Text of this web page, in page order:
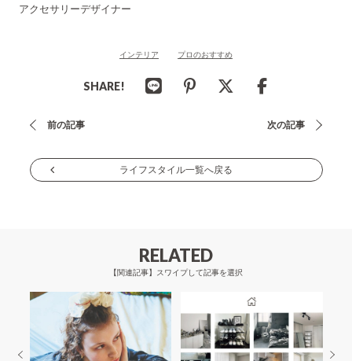
アクセサリーデザイナー
インテリア プロのおすすめ
SHARE!
投
ナ
前の記事 次の記事
ライフスタイル一覧へ戻る
RELATED
【関連記事】スワイプして記事を選択